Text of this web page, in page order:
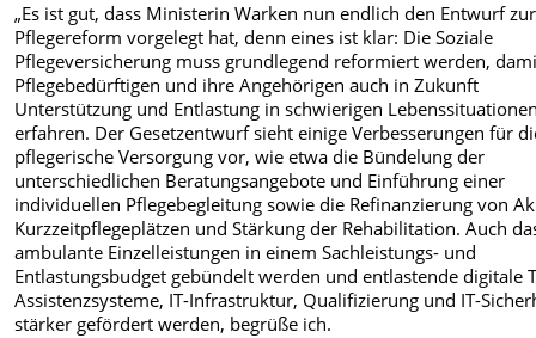
„Es ist gut, dass Ministerin Warken nun endlich den Entwurf zur
Pflegereform vorgelegt hat, denn eines ist klar: Die Soziale
Pflegeversicherung muss grundlegend reformiert werden,
Pflegebedürftigen und ihre Angehörigen auch in Zukunft
Unterstützung und Entlastung in schwierigen
erfahren. Der Gesetzentwurf sieht einige Verbesserungen für
pflegerische Versorgung vor, wie etwa die Bündelung der
unterschiedlichen Beratungsangebote und Einführung einer
individuellen Pflegebegleitung sowie die Refinanzierung von
Kurzzeitpflegeplätzen und Stärkung der Rehabilitation. Auch
ambulante Einzelleistungen in einem Sachleistungs- und
Entlastungsbudget gebündelt werden und entlastende digitale
Assistenzsysteme, IT-Infrastruktur, Qualifizierung und IT-
stärker gefördert werden, begrüße ich.